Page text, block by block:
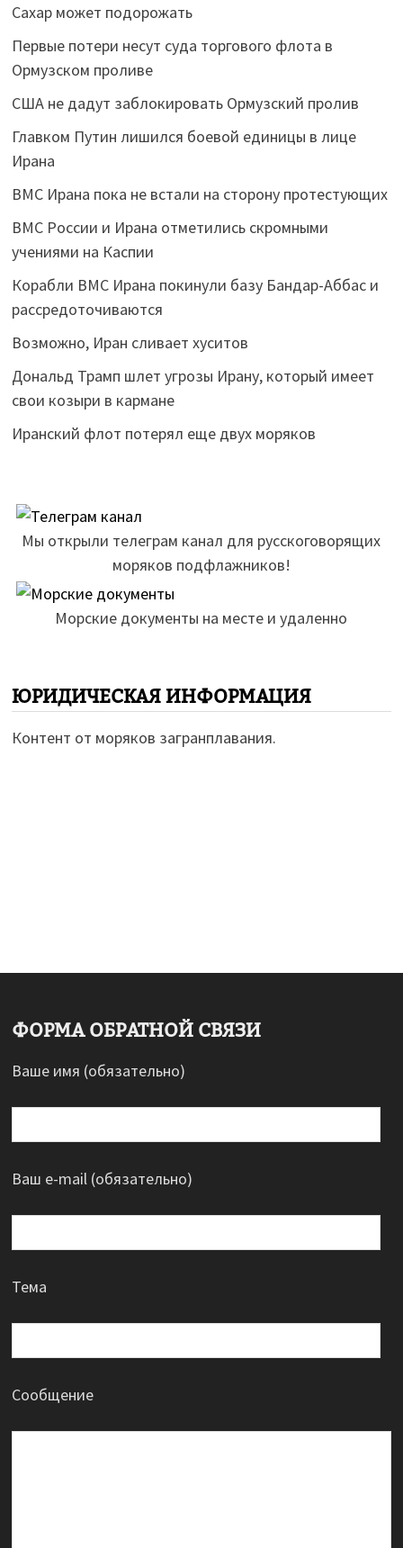
Сахар может подорожать
Первые потери несут суда торгового флота в
Ормузском проливе
США не дадут заблокировать Ормузский пролив
Главком Путин лишился боевой единицы в лице
Ирана
ВМС Ирана пока не встали на сторону протестующих
ВМС России и Ирана отметились скромными
учениями на Каспии
Корабли ВМС Ирана покинули базу Бандар-Аббас и
рассредоточиваются
Возможно, Иран сливает хуситов
Дональд Трамп шлет угрозы Ирану, который имеет
свои козыри в кармане
Иранский флот потерял еще двух моряков
Мы открыли телеграм канал для русскоговорящих
моряков подфлажников!
Морские документы на месте и удаленно
ЮРИДИЧЕСКАЯ ИНФОРМАЦИЯ
Контент от моряков загранплавания.
ФОРМА ОБРАТНОЙ СВЯЗИ
Ваше имя (обязательно)
Ваш e-mail (обязательно)
Тема
Сообщение